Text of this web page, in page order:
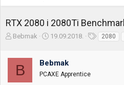
RTX 2080 i 2080Ti
Z
n
Bebmak
D
u
m
19.09.2018. 2080
B Bebmak
PCAXE Apprentice